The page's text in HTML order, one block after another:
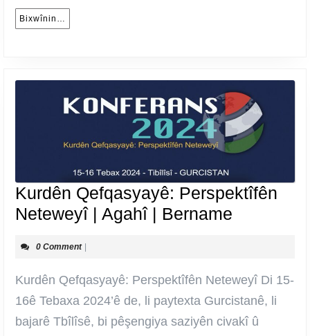
Bixwînin…
Kurdên Qefqasyayê: Perspektîfên
Neteweyî | Agahî | Bername
Neteweyî
|
Agahî
0 Comment |
Kurdên Qefqasyayê: Perspektîfên Neteweyî Di 15-
16ê Tebaxa 2024’ê de, li paytexta Gurcistanê, li
bajarê Tbîlîsê, bi pêşengiya saziyên civakî û